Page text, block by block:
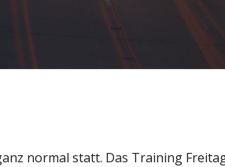
normal statt. Das Training